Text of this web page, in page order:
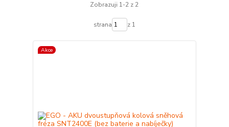
Zobrazuji 1-2 z 2
strana z 1
Akce